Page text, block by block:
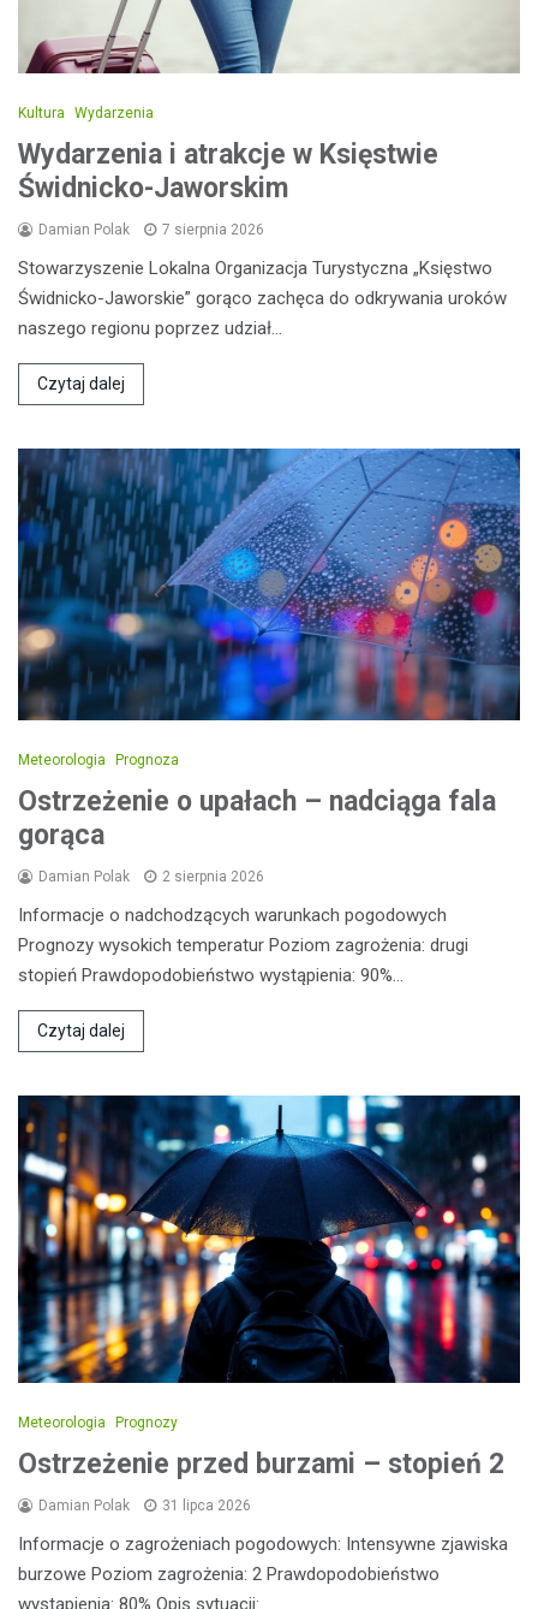
Kultura Wydarzenia
Wydarzenia i atrakcje w Księstwie
Świdnicko-Jaworskim
Damian Polak 7 sierpnia 2026
Stowarzyszenie Lokalna Organizacja Turystyczna „Księstwo
Świdnicko-Jaworskie” gorąco zachęca do odkrywania uroków
naszego regionu poprzez udział…
Czytaj dalej
Meteorologia Prognoza
Ostrzeżenie o upałach – nadciąga fala
gorąca
Damian Polak 2 sierpnia 2026
Informacje o nadchodzących warunkach pogodowych
Prognozy wysokich temperatur Poziom zagrożenia: drugi
stopień Prawdopodobieństwo wystąpienia: 90%…
Czytaj dalej
Meteorologia Prognozy
Ostrzeżenie przed burzami – stopień 2
Damian Polak 31 lipca 2026
Informacje o zagrożeniach pogodowych: Intensywne zjawiska
burzowe Poziom zagrożenia: 2 Prawdopodobieństwo
wystąpienia: 80% Opis sytuacji:…